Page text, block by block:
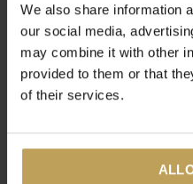
We also share information
our social media,
may combine it with other
provided to them or that
of their services.
Après la récolte des feuilles,
place pour les transformer en
Selon le procédé et le théier,
des feuilles. Il existe de
noir, blanc, jaune, Oolong et